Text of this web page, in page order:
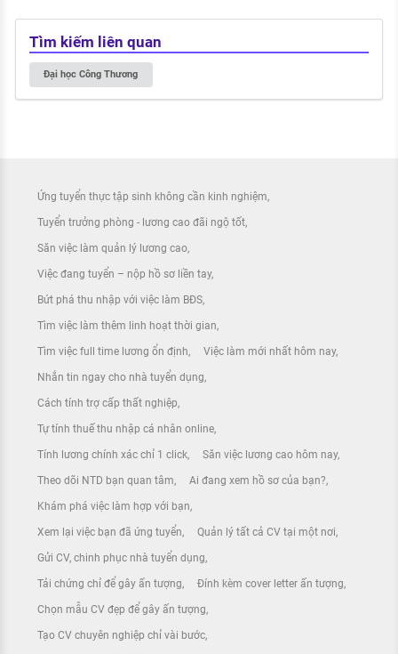
Tìm kiếm liên quan
Đại học Công Thương
Ứng tuyển thực tập sinh không cần kinh nghiệm
Tuyển trưởng phòng - lương cao đãi ngộ tốt
Săn việc làm quản lý lương cao
Việc đang tuyển – nộp hồ sơ liền tay
Bứt phá thu nhập với việc làm BĐS
Tìm việc làm thêm linh hoạt thời gian
Tìm việc full time lương ổn định Việc làm mới nhất hôm nay
Nhắn tin ngay cho nhà tuyển dụng
Cách tính trợ cấp thất nghiệp
Tự tính thuế thu nhập cá nhân online
Tính lương chính xác chỉ 1 click Săn việc lương cao hôm nay
Theo dõi NTD bạn quan tâm Ai đang xem hồ sơ của bạn?
Khám phá việc làm hợp với bạn
Xem lại việc bạn đã ứng tuyển Quản lý tất cả CV tại một nơi
Gửi CV, chinh phục nhà tuyển dụng
Tải chứng chỉ để gây ấn tượng Đính kèm cover letter ấn tượng
Chọn mẫu CV đẹp để gây ấn tượng
Tạo CV chuyên nghiệp chỉ vài bước